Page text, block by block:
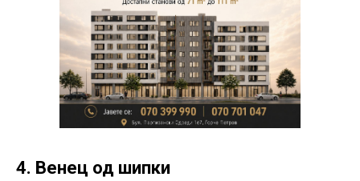
4. Венец од шипки